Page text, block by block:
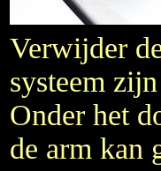
Verwijder
systeem
Onder het
de arm kan